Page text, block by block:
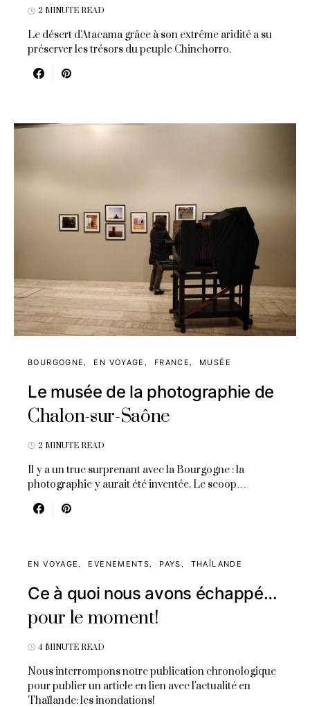
2 MINUTE READ
Le désert d'Atacama grâce à son extrême aridité a su
préserver les trésors du peuple Chinchorro.
BOURGOGNE EN VOYAGE FRANCE MUSÉE
Le musée de la photographie de
Chalon-sur-Saône
2 MINUTE READ
Il y a un truc surprenant avec la Bourgogne : la
photographie y aurait été inventée. Le scoop…
EN VOYAGE EVENEMENTS PAYS THAÏLANDE
Ce à quoi nous avons échappé…
pour le moment!
4 MINUTE READ
Nous interrompons notre publication chronologique
pour publier un article en lien avec l'actualité en
Thaïlande: les inondations!